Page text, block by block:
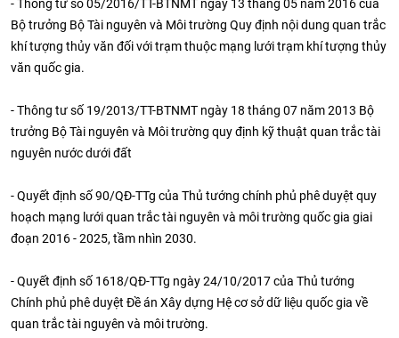
- Thông tư số 05/2016/TT-BTNMT ngày 13 tháng 05 năm 2016 của
Bộ trưởng Bộ Tài nguyên và Môi trường Quy định nội dung quan trắc
khí tượng thủy văn đối với trạm thuộc mạng lưới trạm khí tượng thủy
văn quốc gia.
- Thông tư số 19/2013/TT-BTNMT ngày 18 tháng 07 năm 2013 Bộ
trưởng Bộ Tài nguyên và Môi trường quy định kỹ thuật quan trắc tài
nguyên nước dưới đất
- Quyết định số 90/QĐ-TTg của Thủ tướng chính phủ phê duyệt quy
hoạch mạng lưới quan trắc tài nguyên và môi trường quốc gia giai
đoạn 2016 - 2025, tầm nhìn 2030.
- Quyết định số 1618/QĐ-TTg ngày 24/10/2017 của Thủ tướng
Chính phủ phê duyệt Đề án Xây dựng Hệ cơ sở dữ liệu quốc gia về
quan trắc tài nguyên và môi trường.